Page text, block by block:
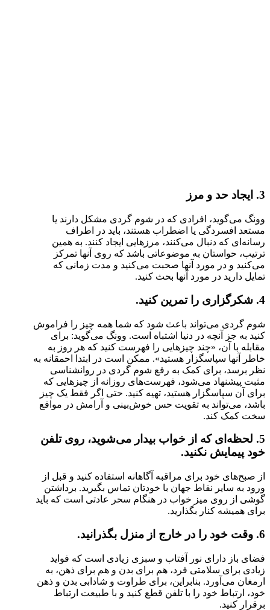
3. ایجاد حد و مرز
وونگ می‌گوید، افرادی که در شوم گردی مشکل دارند یا
مستعد افسردگی یا اضطراب هستند، باید در اطراف
رسانه‌ای که دنبال می‌کنند، مرزهایی ایجاد کنند. به همین
ترتیب، حواستان به موضوعاتی باشد که روی آنها تمرکز
می‌کنید و در مورد آنها صحبت می‌کنید و مدت زمانی که
تمایل دارید در مورد آنها بحث کنید.
4. شکرگزاری را تمرین کنید.
شوم گردی می‌تواند باعث شود که شما همه چیز را فراموش
کنید به جز آنچه در دنیا اشتباه است. وونگ می‌گوید: برای
مقابله با آن، «چند چیزهایی را فهرست کنید که هر روز به
خاطر آنها سپاسگزار هستید». ممکن است در ابتدا احمقانه به
نظر برسد، برای کمک به رفع شوم گردی در روانشناسی
مثبت پیشنهاد می‌شود، فهرست‌های روزانه از چیزهایی که
برای آن سپاسگزار هستید، تهیه کنید. حتی اگر فقط یک چیز
باشد، می‌تواند به تقویت حس خوش‌بینی و آرامش در مواقع
سخت کمک کند.
5. لحظه‌ای که از خواب بیدار می‌شوید، روی تلفن
خود پیمایش نکنید.
از صبح‌های خود برای مراقبه آگاهانه استفاده کنید و قبل از
ورود به سایر نقاط جهان با خودتان تماس بگیرید. برداشتن
گوشی از روی میز خواب در هنگام سحر عادتی است که باید
برای همیشه کنار بگذارید.
6. وقت خود را در خارج از منزل بگذرانید.
فضای باز دارای نور آفتاب و سبزی زیادی است که فواید
زیادی برای سلامتی فرد، هم برای بدن و هم برای ذهن، به
ارمغان می‌آورد. بنابراین، برای طراوت و شادابی بدن و ذهن
خود، ارتباط خود را با تلفن قطع کنید و با طبیعت ارتباط
برقرار کنید.